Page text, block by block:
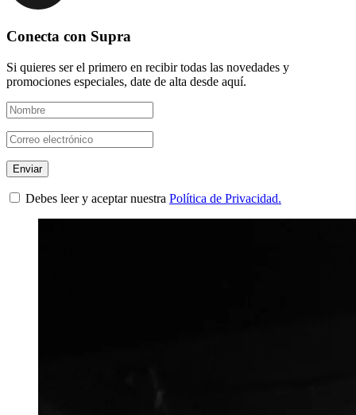
Conecta con Supra
Si quieres ser el primero en recibir todas las novedades y
promociones especiales, date de alta desde aquí.
Debes leer y aceptar nuestra Política de Privacidad.